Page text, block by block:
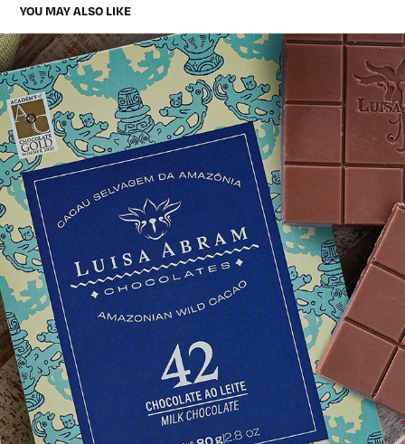
YOU MAY ALSO LIKE
ESTAMPAS PARA AS BARRAS DE CHOCOLATE DA LUISA
ABRAM
2022